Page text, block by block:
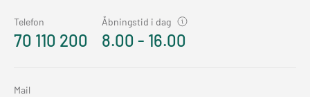
Telefon
70 110 200
Åbningstid i dag
8.00 - 16.00
Mail